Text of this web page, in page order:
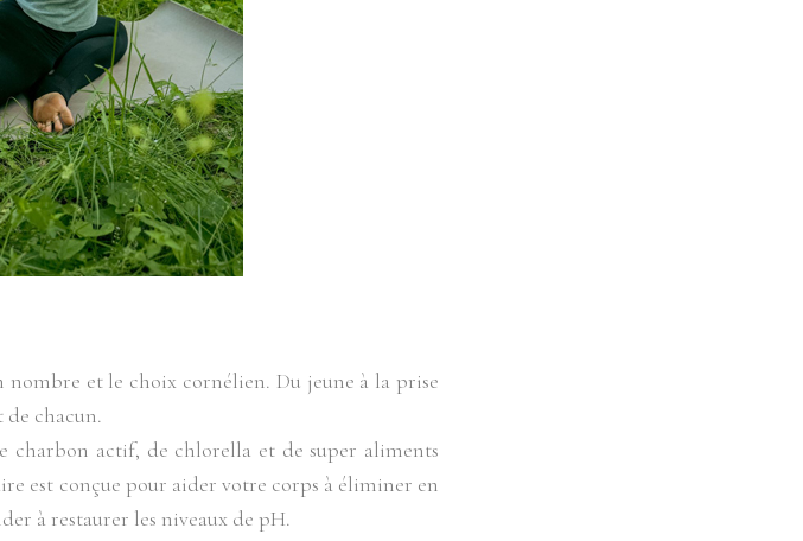
et le choix cornélien. Du jeune à la prise
de chacun.
charbon actif, de chlorella et de super aliments
est conçue pour aider votre corps à éliminer en
à restaurer les niveaux de pH.